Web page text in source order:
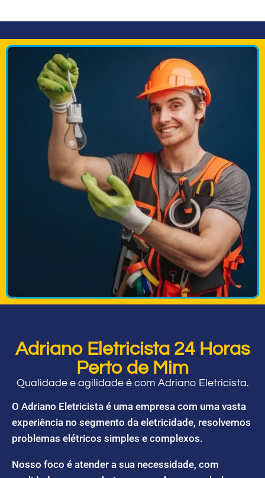
Adriano Eletricista 24 Horas
Perto de Mim
Qualidade e agilidade é com Adriano Eletricista.
O Adriano Eletricista é uma empresa com uma vasta
experiência no segmento da eletricidade, resolvemos
problemas elétricos simples e complexos.
Nosso foco é atender a sua necessidade, com